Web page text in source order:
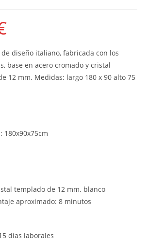
diseño italiano, fabricada con los
base en acero cromado y cristal
12 mm. Medidas: largo 180 x 90 alto 75
180x90x75cm
templado de 12 mm. blanco
aproximado: 8 minutos
días laborales